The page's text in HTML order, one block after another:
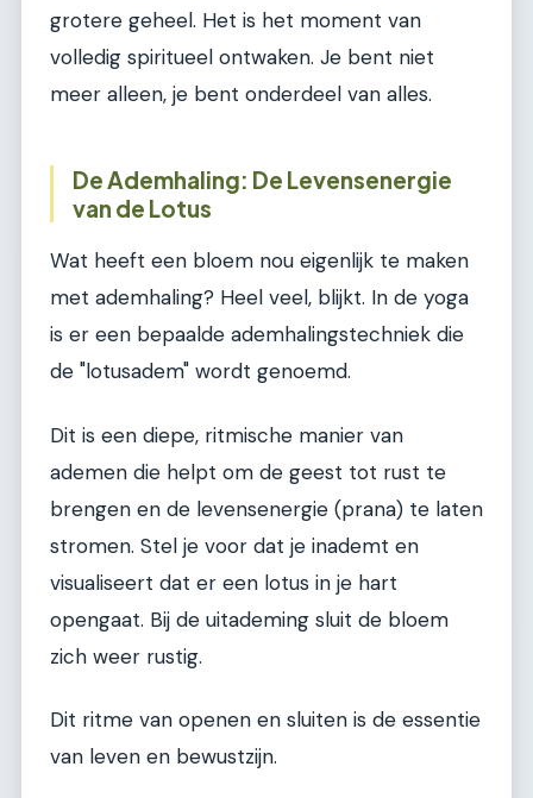
grotere geheel. Het is het moment van
volledig spiritueel ontwaken. Je bent niet
meer alleen, je bent onderdeel van alles.
De Ademhaling: De Levensenergie
van de Lotus
Wat heeft een bloem nou eigenlijk te maken
met ademhaling? Heel veel, blijkt. In de yoga
is er een bepaalde ademhalingstechniek die
de "lotusadem" wordt genoemd.
Dit is een diepe, ritmische manier van
ademen die helpt om de geest tot rust te
brengen en de levensenergie (prana) te laten
stromen. Stel je voor dat je inademt en
visualiseert dat er een lotus in je hart
opengaat. Bij de uitademing sluit de bloem
zich weer rustig.
Dit ritme van openen en sluiten is de essentie
van leven en bewustzijn.